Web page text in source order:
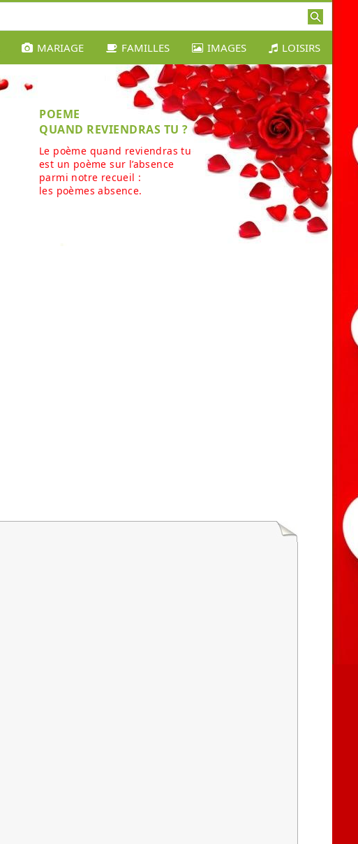
MARIAGE FAMILLES IMAGES LOISIRS
POEME
QUAND REVIENDRAS TU ?
Le poème quand reviendras tu
est un poème sur l’absence
parmi notre recueil :
les poèmes absence.